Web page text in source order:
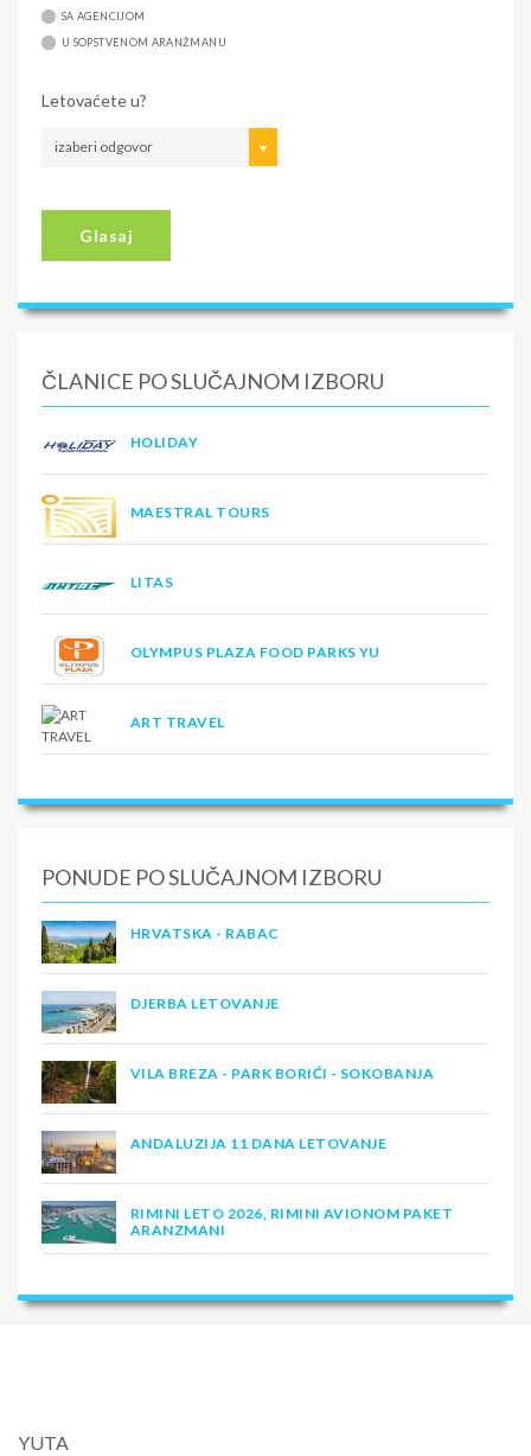
SA AGENCIJOM
U SOPSTVENOM ARANŽMANU
Letovaćete u?
izaberi odgovor
Glasaj
ČLANICE PO SLUČAJNOM IZBORU
HOLIDAY
MAESTRAL TOURS
LITAS
OLYMPUS PLAZA FOOD PARKS YU
ART TRAVEL
PONUDE PO SLUČAJNOM IZBORU
HRVATSKA - RABAC
DJERBA LETOVANJE
VILA BREZA - PARK BORIĆI - SOKOBANJA
ANDALUZIJA 11 DANA LETOVANJE
RIMINI LETO 2026, RIMINI AVIONOM PAKET
ARANZMANI
YUTA